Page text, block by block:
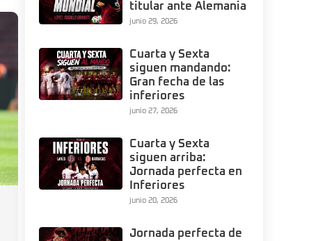
titular ante Alemania
junio 29, 2026
Cuarta y Sexta
siguen mandando:
Gran fecha de las
inferiores
junio 27, 2026
Cuarta y Sexta
siguen arriba:
Jornada perfecta en
Inferiores
junio 20, 2026
Jornada perfecta de